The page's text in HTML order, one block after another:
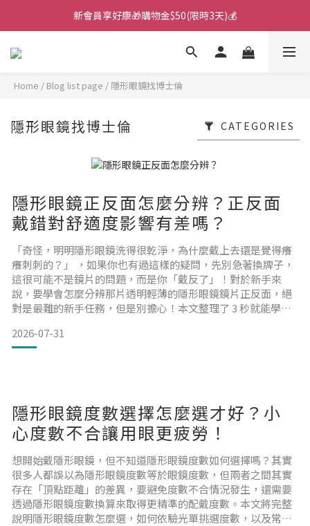
🌙韓國直送！遊樂園月拋新上市！🌙
新會員享好康🎁購物金$50(限時3天)💰
🌙韓國直送！遊樂園月拋新上市！🌙
Home / Blog list page / 隱形眼鏡找博士倫
隱形眼鏡找博士倫 CATEGORIES
隱形眼鏡正反面怎麼分辨？正反面
戴錯對舒適度影響有差嗎？
「奇怪，明明隱形眼鏡洗得很乾淨，為什麼戴上去還是覺得癢
癢刺刺的？」 ，如果你也有過這樣的疑問，先別急著換牌子，
這很可能不是鏡片的問題，而是你「戴反了」！對於新手來
說，要學會怎麼分辨那片透明輕薄的隱形眼鏡鏡片正反面，絕
對是最難的新手任務，但是別擔心！本文整理了 3 秒就能學會
掌握這些秘訣，你也能輕鬆掌握一整天「舒適」的清晰視野。
隱形眼鏡正反面真的有差嗎？小心戴反造成的後果！針對隱形
2026-07-31
隱形眼鏡度數選擇怎麼選才好？小
心度數不合讓用眼更疲勞！
想開始戴隱形眼鏡，但不知道隱形眼鏡度數如何選擇嗎？其實
很多人都誤以為隱形眼鏡度數等於眼鏡度數，但兩者之間其實
存在「頂點距離」的差異，要避免度數不合情況發生，還需要
透過隱形眼鏡度數換算來取得更精準的配戴度數。本文將完整
說明隱形眼鏡度數怎麼選，如何依驗光單挑選度數，以及常見